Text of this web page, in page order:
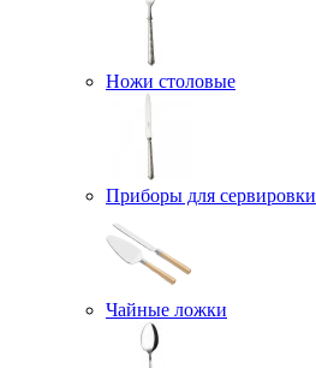
Ножи столовые
Приборы для сервировки
Чайные ложки